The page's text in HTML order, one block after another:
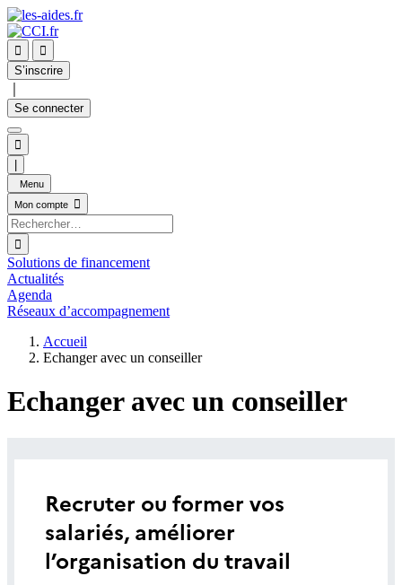


S’inscrire
Se connecter

Menu
Mon compte


Solutions de financement
Actualités
Agenda
Réseaux d’accompagnement
Accueil
Echanger avec un conseiller
Echanger avec un conseiller